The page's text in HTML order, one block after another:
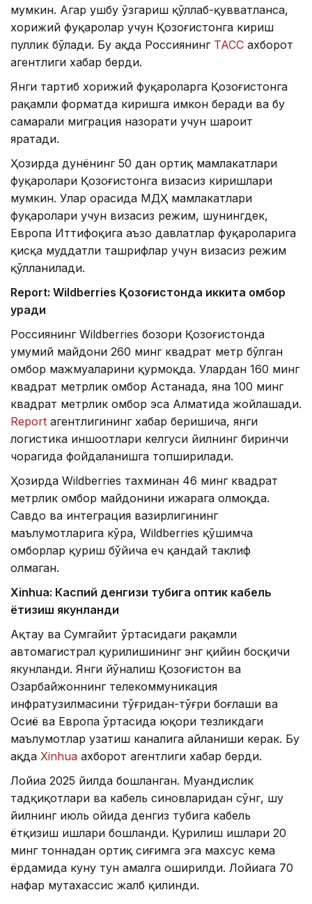
мумкин. Агар ушбу ўзгариш қўллаб-қувватланса,
хорижий фуқаролар учун Қозоғистонга кириш
пуллик бўлади. Бу ҳақда Россиянинг ТАСС ахборот
агентлиги хабар берди.
Янги тартиб хорижий фуқароларга Қозоғистонга
рақамли форматда киришга имкон беради ва бу
самарали миграция назорати учун шароит
яратади.
Ҳозирда дунёнинг 50 дан ортиқ мамлакатлари
фуқаролари Қозоғистонга визасиз киришлари
мумкин. Улар орасида МДҲ мамлакатлари
фуқаролари учун визасиз режим, шунингдек,
Европа Иттифоқига аъзо давлатлар фуқароларига
қисқа муддатли ташрифлар учун визасиз режим
қўлланилади.
Report: Wildberries Қозоғистонда иккита омбор
қуради
Россиянинг Wildberries бозори Қозоғистонда
умумий майдони 260 минг квадрат метр бўлган
омбор мажмуаларини қурмоқда. Улардан 160 минг
квадрат метрлик омбор Астанада, яна 100 минг
квадрат метрлик омбор эса Алматида жойлашади.
Report агентлигининг хабар беришича, янги
логистика иншоотлари келгуси йилнинг биринчи
чорагида фойдаланишга топширилади.
Ҳозирда Wildberries тахминан 46 минг квадрат
метрлик омбор майдонини ижарага олмоқда.
Савдо ва интеграция вазирлигининг
маълумотларига кўра, Wildberries қўшимча
омборлар қуриш бўйича ҳеч қандай таклиф
олмаган.
Xinhuа: Каспий денгизи тубига оптик кабель
ётқизиш якунланди
Ақтау ва Сумгайит ўртасидаги рақамли
автомагистрал қурилишининг энг қийин босқичи
якунланди. Янги йўналиш Қозоғистон ва
Озарбайжоннинг телекоммуникация
инфратузилмасини тўғридан-тўғри боғлаши ва
Осиё ва Европа ўртасида юқори тезликдаги
маълумотлар узатиш каналига айланиши керак. Бу
ҳақда Xinhua ахборот агентлиги хабар берди.
Лойиҳа 2025 йилда бошланган. Муҳандислик
тадқиқотлари ва кабель синовларидан сўнг, шу
йилнинг июль ойида денгиз тубига кабель
ётқизиш ишлари бошланди. Қурилиш ишлари 20
минг тоннадан ортиқ сиғимга эга махсус кема
ёрдамида куну тун амалга оширилди. Лойиҳага 70
нафар мутахассис жалб қилинди.